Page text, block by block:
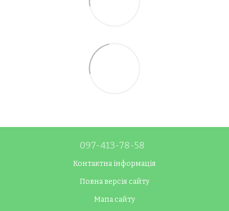
097-413-78-58
Контактна інформація
Повна версія сайту
Мапа сайту